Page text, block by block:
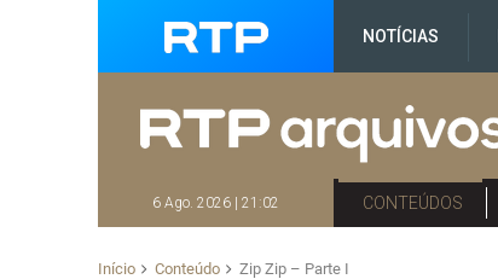
NOTÍCIAS
6 Ago. 2026 | 21:02 CONTEÚDOS
Início Conteúdo Zip Zip – Parte I